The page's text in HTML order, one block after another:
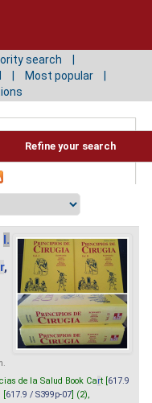
search
Most popular
Refine your search
I.
r,
de la Salud Book Cart [ 617.9
617.9 / S399p-07 ] (2),